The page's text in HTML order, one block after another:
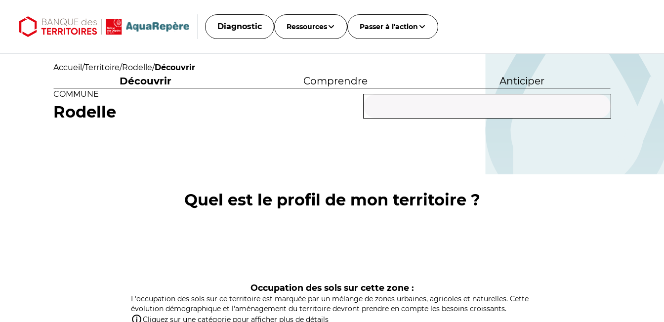
Diagnostic Ressources Passer à l'action
Accueil /Territoire/Rodelle/Découvrir
Découvrir Comprendre Anticiper
COMMUNE
Rodelle
Quel est le profil de mon territoire ?
Occupation des sols sur cette zone :
L'occupation des sols sur ce territoire est marquée par un mélange de zones urbaines, agricoles et naturelles. Cette
évolution démographique et l'aménagement du territoire devront prendre en compte les besoins croissants.
Cliquez sur une catégorie pour afficher plus de détails